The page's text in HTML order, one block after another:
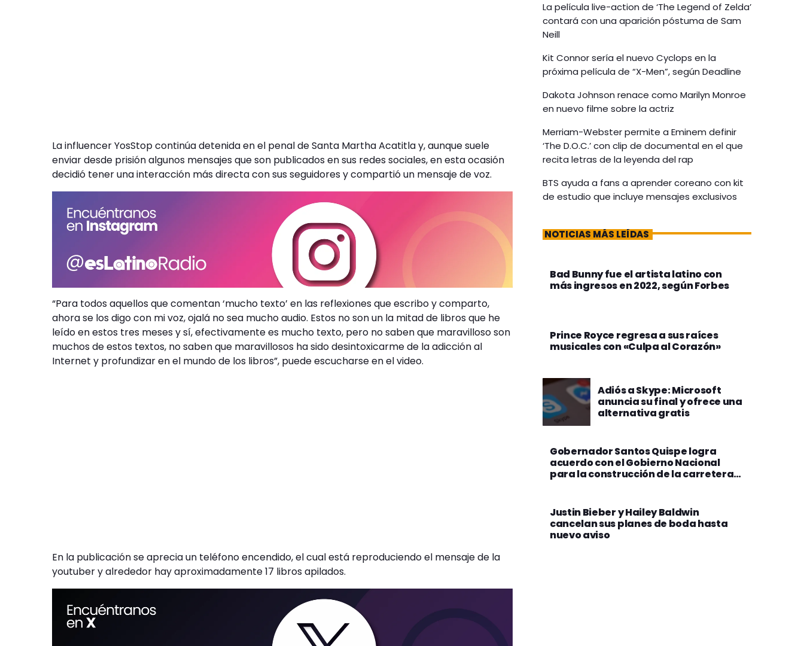
La influencer YosStop continúa detenida en el penal de Santa Martha Acatitla y, aunque suele
enviar desde prisión algunos mensajes que son publicados en sus redes sociales, en esta ocasión
decidió tener una interacción más directa con sus seguidores y compartió un mensaje de voz.
“Para todos aquellos que comentan ‘mucho texto’ en las reflexiones que escribo y comparto,
ahora se los digo con mi voz, ojalá no sea mucho audio. Estos no son un la mitad de libros que he
leído en estos tres meses y sí, efectivamente es mucho texto, pero no saben que maravilloso son
muchos de estos textos, no saben que maravillosos ha sido desintoxicarme de la adicción al
Internet y profundizar en el mundo de los libros”, puede escucharse en el video.
En la publicación se aprecia un teléfono encendido, el cual está reproduciendo el mensaje de la
youtuber y alrededor hay aproximadamente 17 libros apilados.
La película live-action de ‘The Legend of Zelda’
contará con una aparición póstuma de Sam
Neill
Kit Connor sería el nuevo Cyclops en la
próxima película de “X-Men”, según Deadline
Dakota Johnson renace como Marilyn Monroe
en nuevo filme sobre la actriz
Merriam-Webster permite a Eminem definir
‘The D.O.C.’ con clip de documental en el que
recita letras de la leyenda del rap
BTS ayuda a fans a aprender coreano con kit
de estudio que incluye mensajes exclusivos
NOTICIAS MÁS LEÍDAS
Bad Bunny fue el artista latino con
más ingresos en 2022, según Forbes
Prince Royce regresa a sus raíces
musicales con «Culpa al Corazón»
Adiós a Skype: Microsoft
anuncia su final y ofrece una
alternativa gratis
Gobernador Santos Quispe logra
acuerdo con el Gobierno Nacional
para la construcción de la carretera
Justin Bieber y Hailey Baldwin
cancelan sus planes de boda hasta
nuevo aviso